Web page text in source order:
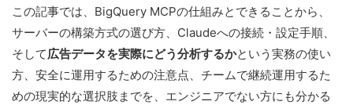
この記事では、BigQuery MCPの仕組みとできることから、
サーバーの構築方式の選び方、Claudeへの接続・設定手順、
そして広告データを実際にどう分析するかという実務の使い
方、安全に運用するための注意点、チームで継続運用するた
めの現実的な選択肢までを、エンジニアでない方にも分かる